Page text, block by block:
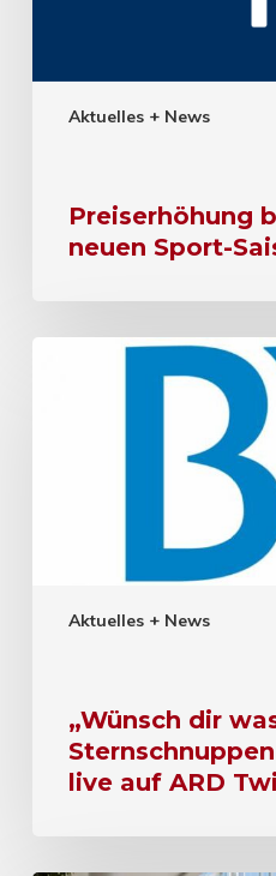
Aktuelles + News
Preiserhöhung
neuen Sport-
Aktuelles + News
„Wünsch dir
live auf ARD